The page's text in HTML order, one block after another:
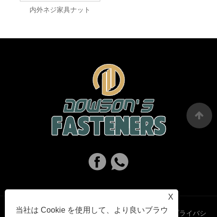
内外ネジ家具ナット
X
当社は Cookie を使用して、より良いブラウ
Links Sitemap RSS XML プライバシ